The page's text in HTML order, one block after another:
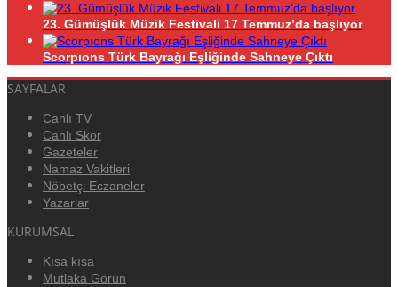
23. Gümüşlük Müzik Festivali 17 Temmuz’da başlıyor
Scorpıons Türk Bayrağı Eşliğinde Sahneye Çıktı
SAYFALAR
Canlı TV
Canlı Skor
Gazeteler
Namaz Vakitleri
Nöbetçi Eczaneler
Yazarlar
KURUMSAL
Kısa kısa
Mutlaka Görün